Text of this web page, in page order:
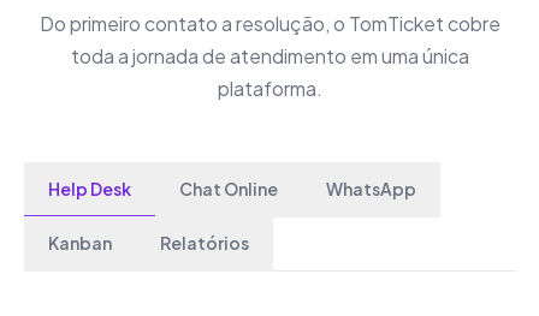
Do primeiro contato a resolução, o TomTicket cobre
toda a jornada de atendimento em uma única
plataforma.
Help Desk Chat Online WhatsApp
Kanban Relatórios